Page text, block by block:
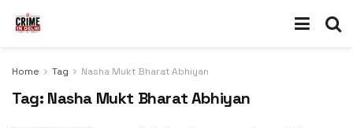
Home Tag Nasha Mukt Bharat Abhiyan
Tag: Nasha Mukt Bharat Abhiyan